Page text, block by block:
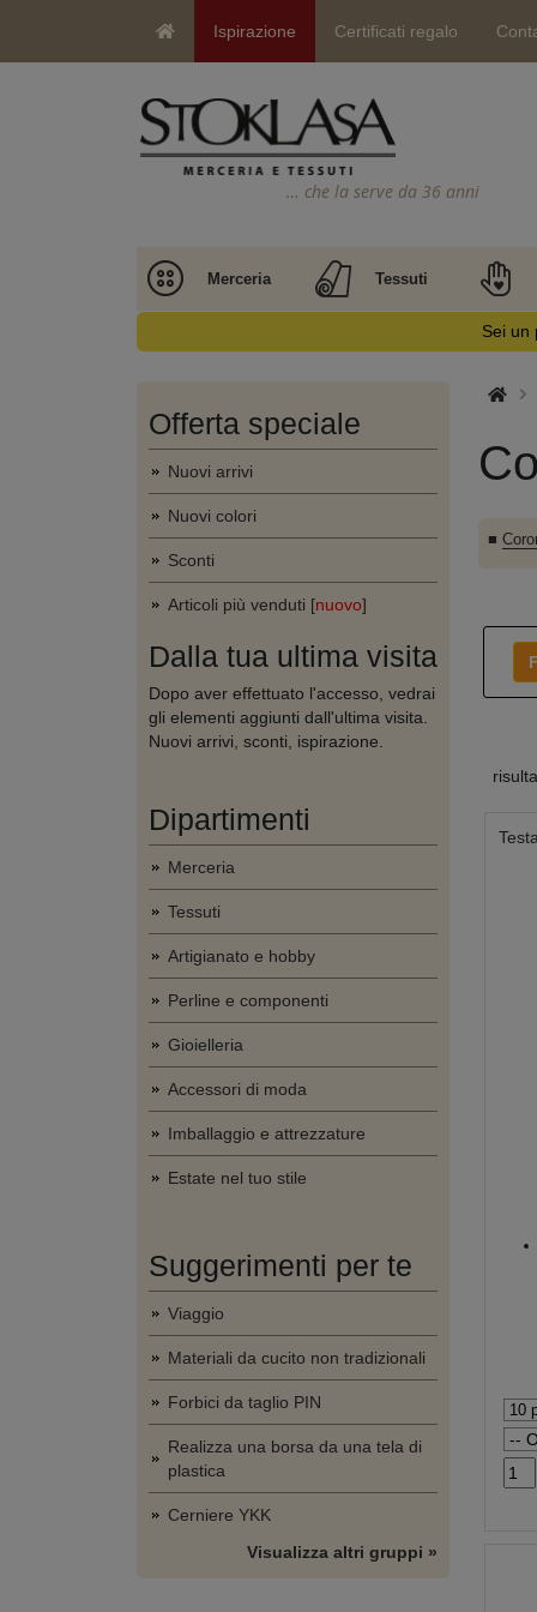
Ispirazione Certificati regalo
… che la serve da 36 anni
Merceria Tessuti
Sei un
Offerta speciale
Nuovi arrivi
Nuovi colori
Sconti
Articoli più venduti [nuovo]
Dalla tua ultima visita
Dopo aver effettuato l'accesso, vedrai
gli elementi aggiunti dall'ultima visita.
Nuovi arrivi, sconti, ispirazione.
Dipartimenti
Merceria
Tessuti
Artigianato e hobby
Perline e componenti
Gioielleria
Accessori di moda
Imballaggio e attrezzature
Estate nel tuo stile
Suggerimenti per te
Viaggio
Materiali da cucito non tradizionali
Forbici da taglio PIN
Realizza una borsa da una tela di
plastica
Cerniere YKK
Visualizza altri gruppi »
■